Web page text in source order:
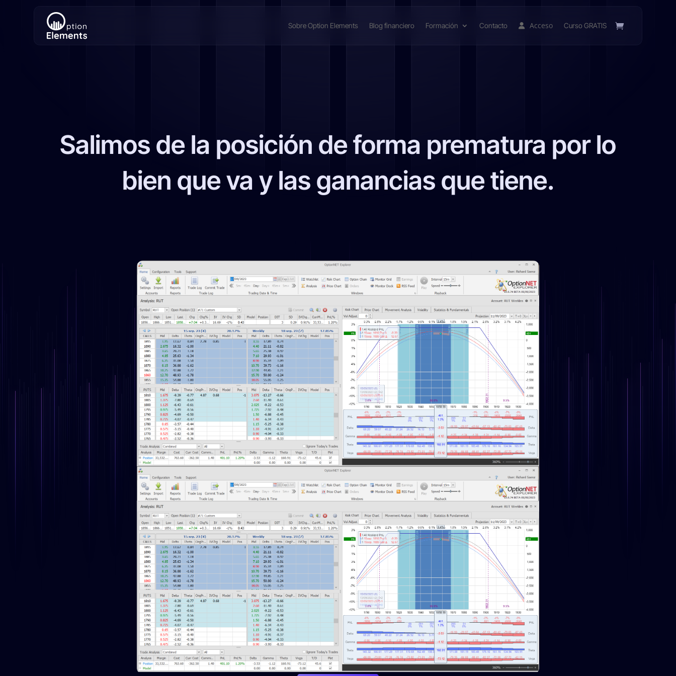
Sobre Option Elements Blog financiero Formación Contacto Acceso Curso GRATIS
Salimos de la posición de forma prematura por lo
bien que va y las ganancias que tiene.